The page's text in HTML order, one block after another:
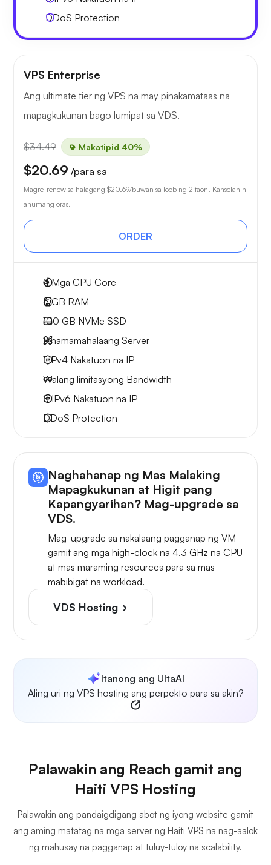
DDoS Protection
VPS Enterprise
Ang ultimate tier ng VPS na may pinakamataas na
mapagkukunan bago lumipat sa VDS.
$34.49 Makatipid 40%
$20.69 /para sa
Magre-renew sa halagang $20.69/buwan sa loob ng 2 taon. Kanselahin
anumang oras.
ORDER
4Mga CPU Core
6 GB RAM
100 GB NVMe SSD
Pinamamahalaang Server
1 IPv4 Nakatuon na IP
Walang limitasyong Bandwidth
8 IPv6 Nakatuon na IP
DDoS Protection
Naghahanap ng Mas Malaking
Mapagkukunan at Higit pang
Kapangyarihan? Mag-upgrade sa
VDS.
Mag-upgrade sa nakalaang pagganap ng VM
gamit ang mga high-clock na 4.3 GHz na CPU
at mas maraming resources para sa mas
mabibigat na workload.
VDS Hosting
Itanong ang UltaAI
Aling uri ng VPS hosting ang perpekto para sa akin?
Palawakin ang Reach gamit ang
Haiti VPS Hosting
Palawakin ang pandaigdigang abot ng iyong website gamit
ang aming matatag na mga server ng Haiti VPS na nag-aalok
ng mahusay na pagganap at tuluy-tuloy na scalability.